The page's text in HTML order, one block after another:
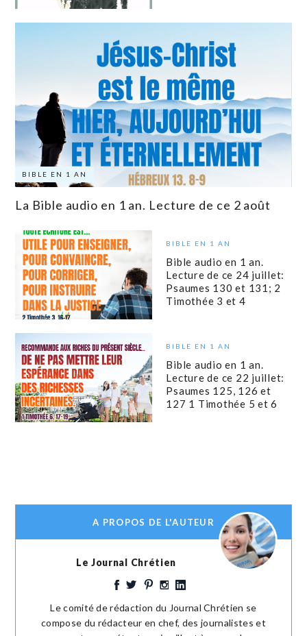
BIBLE EN 1 AN
La Bible audio en 1 an. Lecture de ce 2 août
BIBLE EN 1 AN
Bible audio en 1 an.
Lecture de ce 24 juillet:
Psaumes 130 et 131; 2
Timothée 3 et 4
BIBLE EN 1 AN
Bible audio en 1 an.
Lecture de ce 22 juillet:
Psaumes 125, 126 et
127 1 Timothée 5 et 6
A PROPOS DE L'AUTEUR
Le Journal Chrétien
Le comité de rédaction du Journal Chrétien se
compose du rédacteur en chef, des journalistes et